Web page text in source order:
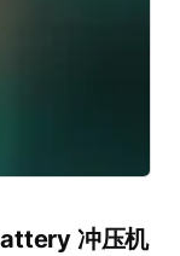
冲压机